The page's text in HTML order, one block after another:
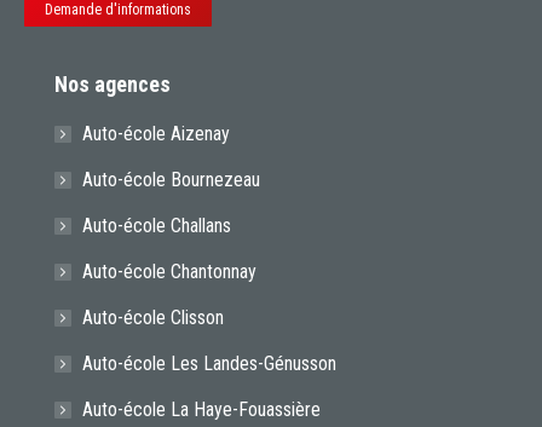
Demande d'informations
Nos agences
Auto-école Aizenay
Auto-école Bournezeau
Auto-école Challans
Auto-école Chantonnay
Auto-école Clisson
Auto-école Les Landes-Génusson
Auto-école La Haye-Fouassière